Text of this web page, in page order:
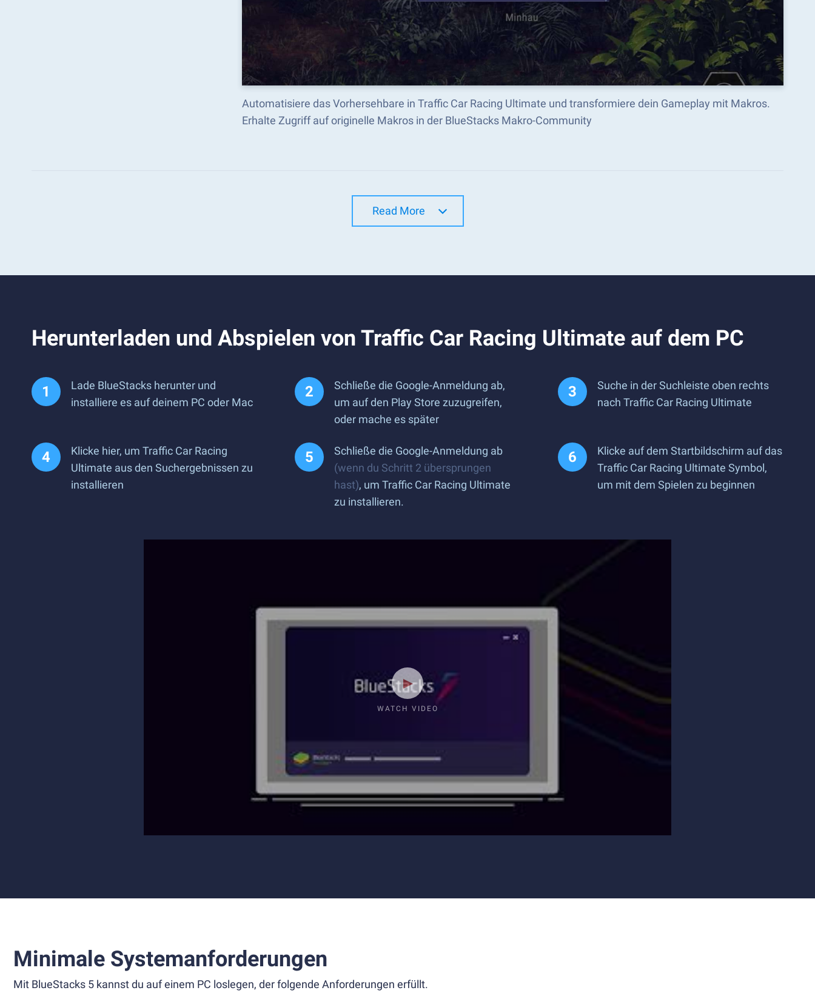
Automatisiere das Vorhersehbare in Traffic Car Racing Ultimate und transformiere dein Gameplay mit Makros.
Erhalte Zugriff auf originelle Makros in der BlueStacks Makro-Community
Read More
Herunterladen und Abspielen von Traffic Car Racing Ultimate auf dem PC
Lade BlueStacks herunter und
installiere es auf deinem PC oder Mac
Schließe die Google-Anmeldung ab,
um auf den Play Store zuzugreifen,
oder mache es später
Suche in der Suchleiste oben rechts
nach Traffic Car Racing Ultimate
Klicke hier, um Traffic Car Racing
Ultimate aus den Suchergebnissen zu
installieren
Schließe die Google-Anmeldung ab
(wenn du Schritt 2 übersprungen
hast), um Traffic Car Racing Ultimate
zu installieren.
Klicke auf dem Startbildschirm auf das
Traffic Car Racing Ultimate Symbol,
um mit dem Spielen zu beginnen
WATCH VIDEO
Minimale Systemanforderungen
Mit BlueStacks 5 kannst du auf einem PC loslegen, der folgende Anforderungen erfüllt.